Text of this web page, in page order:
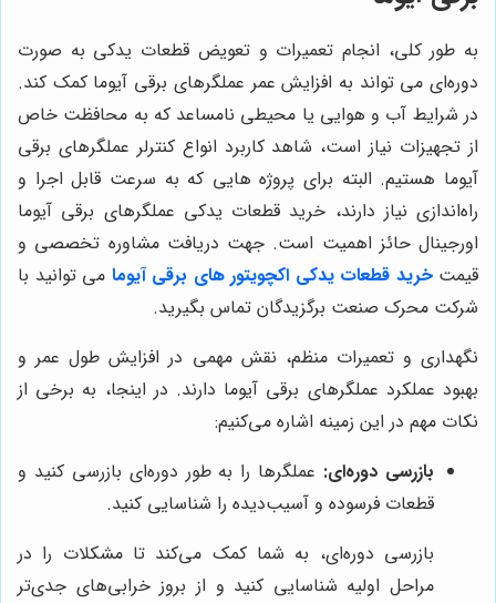
به طور کلی، انجام تعمیرات و تعویض قطعات یدکی به صورت
دوره‌ای می تواند به افزایش عمر عملگرهای برقی آیوما کمک کند.
در شرایط آب و هوایی یا محیطی نامساعد که به محافظت خاص
از تجهیزات نیاز است، شاهد کاربرد انواع کنترلر عملگرهای برقی
آیوما هستیم. البته برای پروژه هایی که به سرعت قابل اجرا و
راه‌اندازی نیاز دارند، خرید قطعات یدکی عملگرهای برقی آیوما
اورجینال حائز اهمیت است. جهت دریافت مشاوره تخصصی و
قیمتخرید قطعات یدکی اکچویتور های برقی آیوما می توانید با
شرکت محرک صنعت برگزیدگان تماس بگیرید.
نگهداری و تعمیرات منظم، نقش مهمی در افزایش طول عمر و
بهبود عملکرد عملگرهای برقی آیوما دارند. در اینجا، به برخی از
نکات مهم در این زمینه اشاره می‌کنیم:
بازرسی دوره‌ای: عملگرها را به طور دوره‌ای بازرسی کنید و
قطعات فرسوده و آسیب‌دیده را شناسایی کنید.
بازرسی دوره‌ای، به شما کمک می‌کند تا مشکلات را در
مراحل اولیه شناسایی کنید و از بروز خرابی‌های جدی‌تر